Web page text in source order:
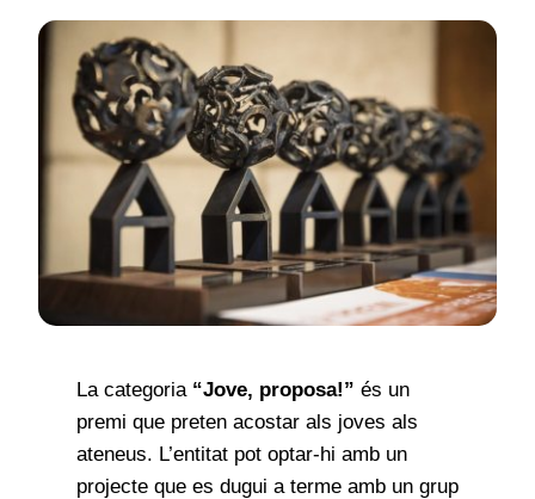
Gales anteriors
Jurat
Notícies
Contacte
La categoria “Jove, proposa!” és un
premi que preten acostar als joves als
ateneus. L’entitat pot optar-hi amb un
projecte que es dugui a terme amb un grup